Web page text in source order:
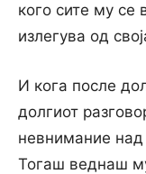
кого сите му се
излегува од
И кога после
долгиот
невнимание
Тогаш веднаш